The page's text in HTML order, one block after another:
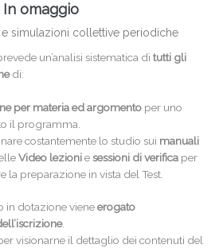
In omaggio
simulazioni collettive periodiche
un’analisi sistematica di tutti gli
di:
per materia ed argomento per uno
il programma.
costantemente lo studio sui manuali
Video lezioniesessioni di verifica per
la preparazione in vista del Test.
in dotazione vieneerogato
.
visionarne il dettaglio dei contenuti del